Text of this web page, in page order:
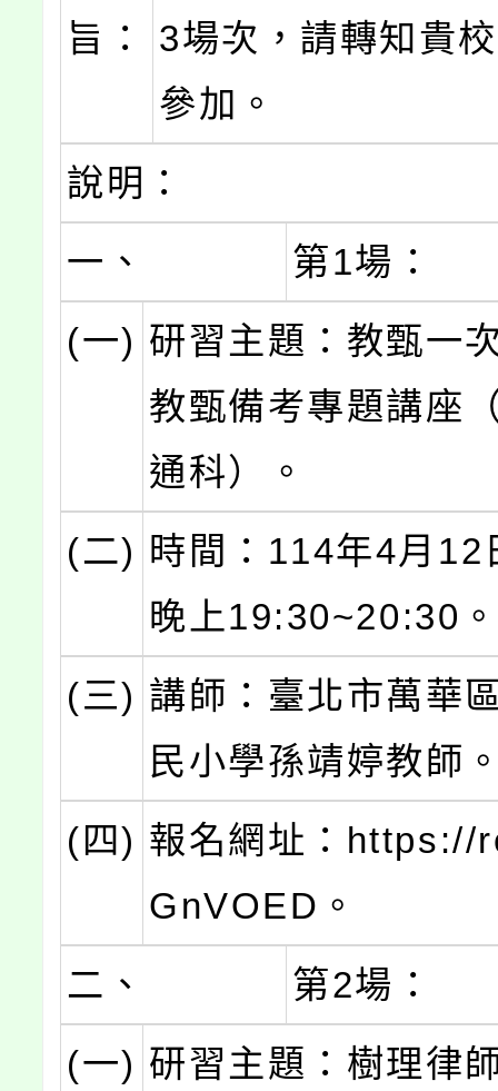
旨：
3場次，請轉知貴
參加。
說明：
一、
第1場：
(一) 研習主題：教甄一
教甄備考專題講座
通科）。
(二) 時間：114年4月12
晚上19:30~20:30
(三) 講師：臺北市萬華
民小學孫靖婷教師
(四) 報名網址：https://
GnVOED。
二、
第2場：
(一) 研習主題：樹理律